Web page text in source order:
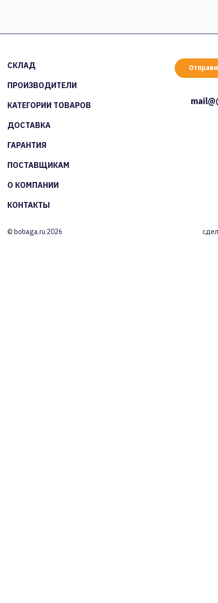
СКЛАД
ПРОИЗВОДИТЕЛИ
КАТЕГОРИИ ТОВАРОВ
ДОСТАВКА
ГАРАНТИЯ
ПОСТАВЩИКАМ
О КОМПАНИИ
КОНТАКТЫ
© bobaga.ru 2026